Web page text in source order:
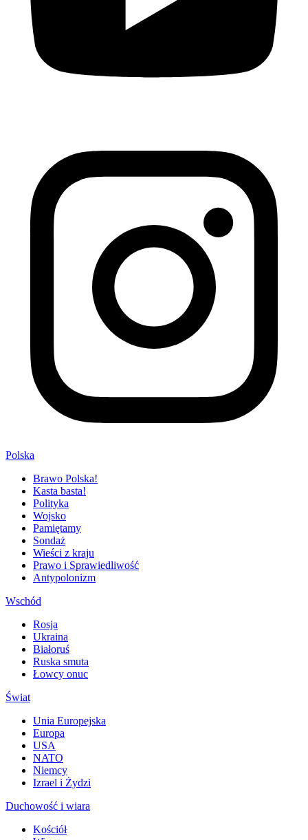
Polska
Brawo Polska!
Kasta basta!
Polityka
Wojsko
Pamiętamy
Sondaż
Wieści z kraju
Prawo i Sprawiedliwość
Antypolonizm
Wschód
Rosja
Ukraina
Białoruś
Ruska smuta
Łowcy onuc
Świat
Unia Europejska
Europa
USA
NATO
Niemcy
Izrael i Żydzi
Duchowość i wiara
Kościół